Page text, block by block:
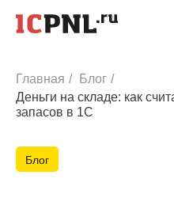
Главная / Блог /
Деньги на складе: как
запасов в 1С
Блог